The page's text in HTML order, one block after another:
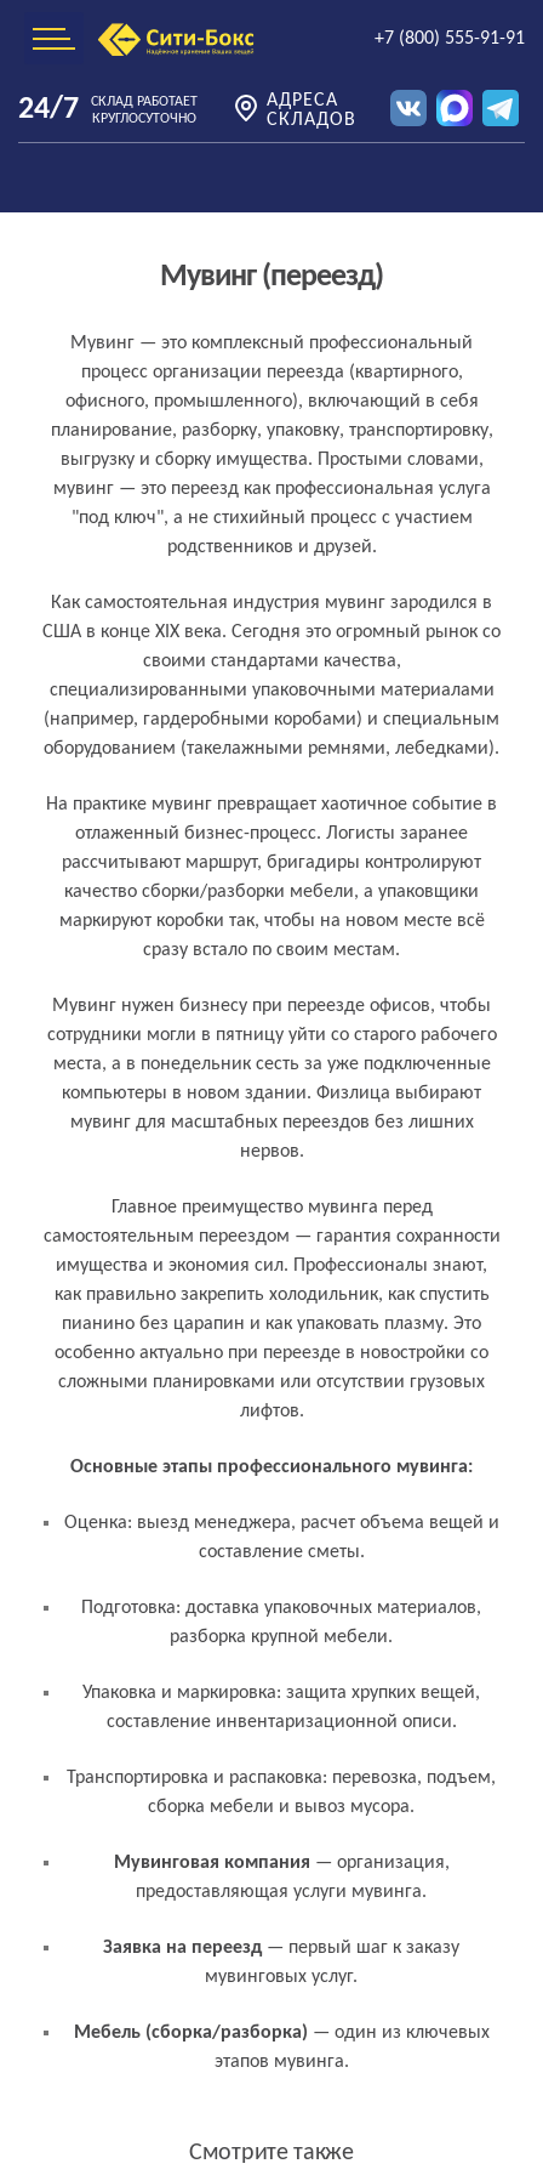
+7 (800) 555-91-91
24/7
СКЛАД РАБОТАЕТ
КРУГЛОСУТОЧНО
АДРЕСА
СКЛАДОВ
Мувинг (переезд)
Что такое мувинг (переезд) простыми
словами
Мувинг — это комплексный профессиональный
процесс организации переезда (квартирного,
офисного, промышленного), включающий в себя
планирование, разборку, упаковку, транспортировку,
выгрузку и сборку имущества. Простыми словами,
мувинг — это переезд как профессиональная услуга
"под ключ", а не стихийный процесс с участием
родственников и друзей.
Как самостоятельная индустрия мувинг зародился в
США в конце XIX века. Сегодня это огромный рынок со
своими стандартами качества,
специализированными упаковочными материалами
(например, гардеробными коробами) и специальным
оборудованием (такелажными ремнями, лебедками).
На практике мувинг превращает хаотичное событие в
отлаженный бизнес-процесс. Логисты заранее
рассчитывают маршрут, бригадиры контролируют
качество сборки/разборки мебели, а упаковщики
маркируют коробки так, чтобы на новом месте всё
сразу встало по своим местам.
Кому и для чего нужен мувинг (переезд)
Мувинг нужен бизнесу при переезде офисов, чтобы
сотрудники могли в пятницу уйти со старого рабочего
места, а в понедельник сесть за уже подключенные
компьютеры в новом здании. Физлица выбирают
мувинг для масштабных переездов без лишних
нервов.
Главное преимущество мувинга перед
самостоятельным переездом — гарантия сохранности
имущества и экономия сил. Профессионалы знают,
как правильно закрепить холодильник, как спустить
пианино без царапин и как упаковать плазму. Это
особенно актуально при переезде в новостройки со
сложными планировками или отсутствии грузовых
лифтов.
Основные этапы профессионального мувинга:
Оценка: выезд менеджера, расчет объема вещей и
составление сметы.
Подготовка: доставка упаковочных материалов,
разборка крупной мебели.
Упаковка и маркировка: защита хрупких вещей,
составление инвентаризационной описи.
Транспортировка и распаковка: перевозка, подъем,
сборка мебели и вывоз мусора.
Связанные термины и понятия
Мувинговая компания — организация,
предоставляющая услуги мувинга.
Заявка на переезд — первый шаг к заказу
мувинговых услуг.
Мебель (сборка/разборка) — один из ключевых
этапов мувинга.
Смотрите также